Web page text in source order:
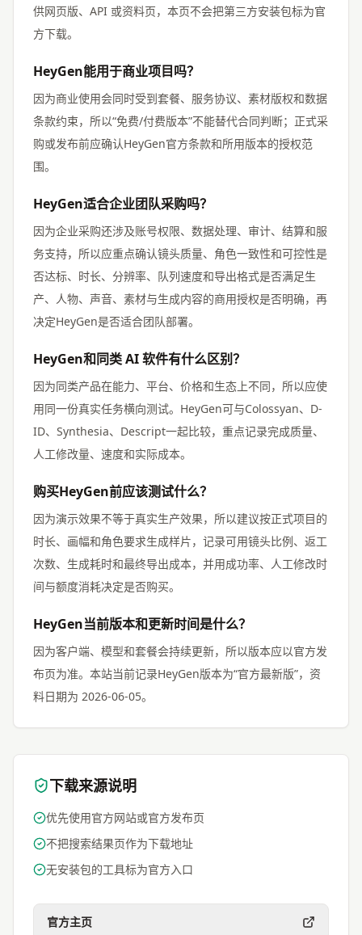
供网页版、API 或资料页，本页不会把第三方安装包标为官
方下载。
HeyGen能用于商业项目吗？
因为商业使用会同时受到套餐、服务协议、素材版权和数据
条款约束，所以“免费/付费版本”不能替代合同判断；正式采
购或发布前应确认HeyGen官方条款和所用版本的授权范
围。
HeyGen适合企业团队采购吗？
因为企业采购还涉及账号权限、数据处理、审计、结算和服
务支持，所以应重点确认镜头质量、角色一致性和可控性是
否达标、时长、分辨率、队列速度和导出格式是否满足生
产、人物、声音、素材与生成内容的商用授权是否明确，再
决定HeyGen是否适合团队部署。
HeyGen和同类 AI 软件有什么区别？
因为同类产品在能力、平台、价格和生态上不同，所以应使
用同一份真实任务横向测试。HeyGen可与Colossyan、D-
ID、Synthesia、Descript一起比较，重点记录完成质量、
人工修改量、速度和实际成本。
购买HeyGen前应该测试什么？
因为演示效果不等于真实生产效果，所以建议按正式项目的
时长、画幅和角色要求生成样片，记录可用镜头比例、返工
次数、生成耗时和最终导出成本，并用成功率、人工修改时
间与额度消耗决定是否购买。
HeyGen当前版本和更新时间是什么？
因为客户端、模型和套餐会持续更新，所以版本应以官方发
布页为准。本站当前记录HeyGen版本为“官方最新版”，资
料日期为 2026-06-05。
下载来源说明
优先使用官方网站或官方发布页
不把搜索结果页作为下载地址
无安装包的工具标为官方入口
官方主页